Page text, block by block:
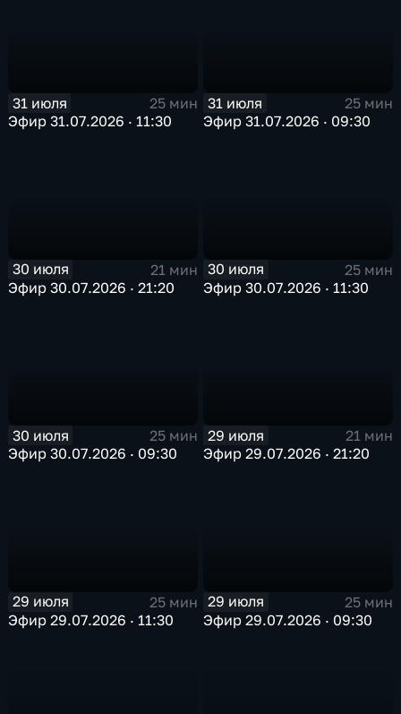
31 июля
25 мин
Эфир 31.07.2026 · 11:30
31 июля
25 мин
Эфир 31.07.2026 · 09:30
30 июля
21 мин
Эфир 30.07.2026 · 21:20
30 июля
25 мин
Эфир 30.07.2026 · 11:30
30 июля
25 мин
Эфир 30.07.2026 · 09:30
29 июля
21 мин
Эфир 29.07.2026 · 21:20
29 июля
25 мин
Эфир 29.07.2026 · 11:30
29 июля
25 мин
Эфир 29.07.2026 · 09:30